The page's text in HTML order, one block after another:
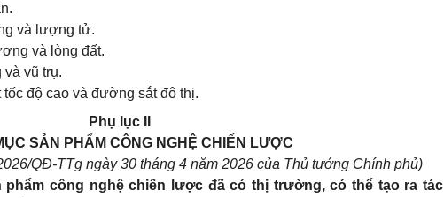
và lượng tử.
và lòng đất.
và vũ trụ.
độ cao và đường sắt đô thị.
Phụ lục II
SẢN PHẨM CÔNG NGHỆ CHIẾN LƯỢC
QĐ-TTg ngày 30 tháng 4 năm 2026 của Thủ tướng Chính phủ)
phẩm công nghệ chiến lược đã có thị trường, có thể tạo ra tác